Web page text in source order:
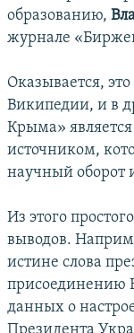
образованию,
журнале
Оказывается,
Википедии, и в
Крыма»
источником,
научный оборот
Из этого
выводов.
истине слова
присоединению
данных о